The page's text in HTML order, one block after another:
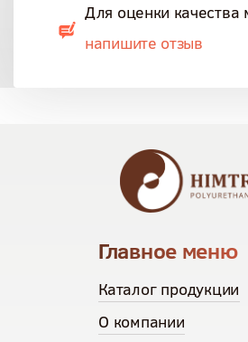
Для оценки качества
напишите отзыв
Главное меню
Каталог продукции
О компании